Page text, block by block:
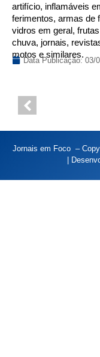
artifício, inflamáveis
ferimentos, armas de
vidros em geral,
chuva, jornais,
motos e similares.
Data Publicação: 03/
Jornais em Foco –
|